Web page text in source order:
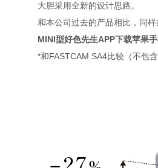
大胆采用全新的设计思路。
和本公司过去的产品相比，同
MINI型好色先生APP下载苹果
*和FASTCAM SA4比较（不包含